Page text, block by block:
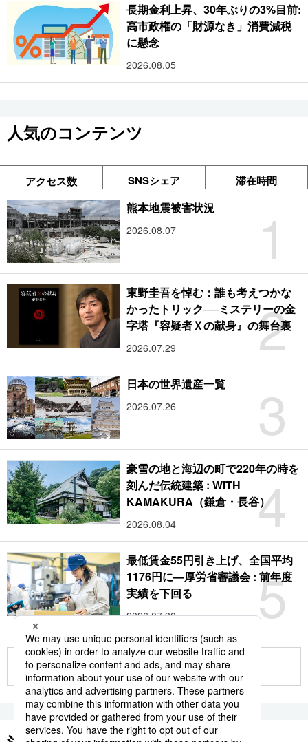
長期金利上昇、30年ぶりの3%目前:
高市政権の「財源なき」消費減税
に懸念
2026.08.05
人気のコンテンツ
アクセス数 SNSシェア 滞在時間
1
熊本地震被害状況
2026.08.07
2
東野圭吾を悼む：誰も考えつかな
かったトリック──ミステリーの金
字塔『容疑者Ｘの献身』の舞台裏
2026.07.29
3
日本の世界遺産一覧
2026.07.26
4
豪雪の地と海辺の町で220年の時を
刻んだ伝統建築 : WITH
KAMAKURA（鎌倉・長谷）
2026.08.04
5
最低賃金55円引き上げ、全国平均
1176円に―厚労省審議会 : 前年度
実績を下回る
2026.07.30
もっと見る